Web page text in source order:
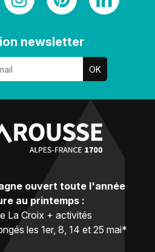
newsletter
ouvert toute l'année
au printemps :
La Croix + activités
les 1er, 8, 14 et 25 mai*